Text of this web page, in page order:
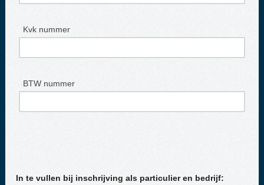
Kvk nummer
BTW nummer
In te vullen bij inschrijving als particulier en bedrijf: